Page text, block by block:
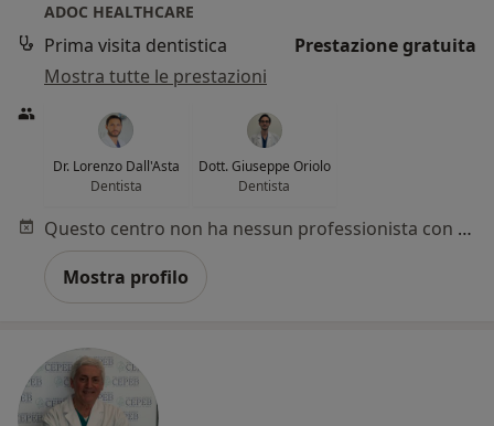
ADOC HEALTHCARE
Prima visita dentistica
Prestazione gratuita
Mostra tutte le prestazioni
Dr. Lorenzo Dall'Asta
Dentista
Dott. Giuseppe Oriolo
Dentista
Questo centro non ha nessun professionista con date disponibili
Mostra profilo